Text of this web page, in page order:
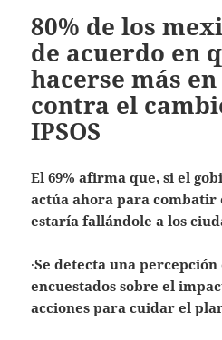
80% de los
de acuerdo en
hacerse más
contra el
IPSOS
El 69% afirma que, si el
actúa ahora para combatir
estaría fallándole a los
·Se detecta una
encuestados sobre el
acciones para cuidar el